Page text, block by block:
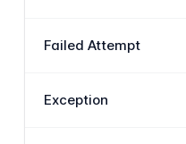
Failed Attempt
Exception